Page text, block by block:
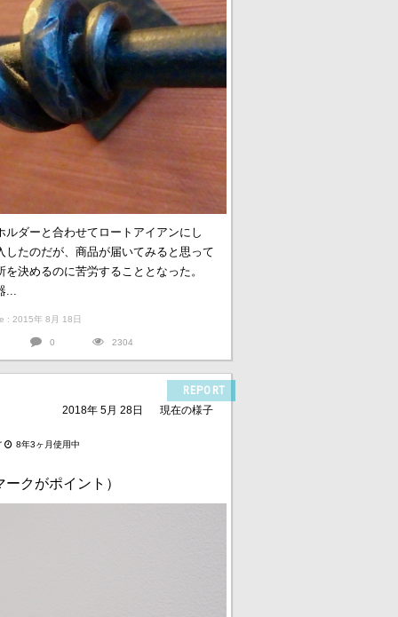
ダーと合わせてロートアイアンにし
たのだが、商品が届いてみると思って
を決めるのに苦労することとなった。
: 2015年 8月 18日
0 2304
REPORT
2018年 5月 28日 現在の様子
8年3ヶ月使用中
クがポイント）